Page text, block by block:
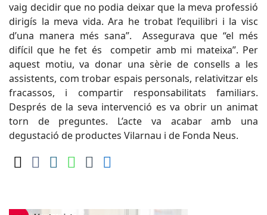
vaig decidir que no podia deixar que la meva professió
dirigís la meva vida. Ara he trobat l’equilibri i la visc
d’una manera més sana”. Assegurava que “el més
difícil que he fet és competir amb mi mateixa”. Per
aquest motiu, va donar una sèrie de consells a les
assistents, com trobar espais personals, relativitzar els
fracassos, i compartir responsabilitats familiars.
Després de la seva intervenció es va obrir un animat
torn de preguntes. L’acte va acabar amb una
degustació de productes Vilarnau i de Fonda Neus.